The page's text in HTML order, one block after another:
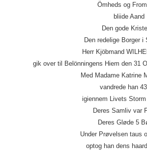
Ömheds og
bliide Aand
Den gode
Den redelige Borger i
Herr Kjöbmand
gik over til Belönningens Hiem den 31
Med Madame Katrine
vandrede han
igiennem Livets
Deres Samliv var
Deres Gløde 5
Under Prøvelsen taus
optog han dens